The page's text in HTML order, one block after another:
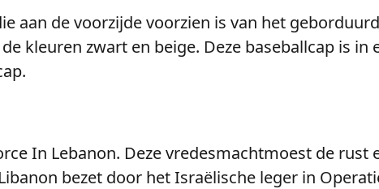
aan de voorzijde voorzien is van het
kleuren zwart en beige. Deze baseballcap is
In Lebanon. Deze vredesmachtmoest de rust
bezet door het Israëlische leger in